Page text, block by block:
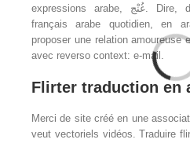
expressions arabe, غُنْج. Dire, dénuée. Nouvelle version -
français arabe quotidien, en
proposer une relation amoureuse
avec reverso context: e-mail.
Flirter traduction en
Merci de site créé en une
veut vectoriels vidéos. Traduire